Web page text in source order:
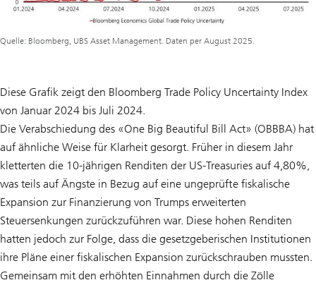
Quelle: Bloomberg, UBS Asset Management. Daten per August 2025.
Diese Grafik zeigt den Bloomberg Trade Policy Uncertainty Index
von Januar 2024 bis Juli 2024.
Die Verabschiedung des «One Big Beautiful Bill Act» (OBBBA) hat
auf ähnliche Weise für Klarheit gesorgt. Früher in diesem Jahr
kletterten die 10-jährigen Renditen der US-Treasuries auf 4,80%,
was teils auf Ängste in Bezug auf eine ungeprüfte fiskalische
Expansion zur Finanzierung von Trumps erweiterten
Steuersenkungen zurückzuführen war. Diese hohen Renditen
hatten jedoch zur Folge, dass die gesetzgeberischen Institutionen
ihre Pläne einer fiskalischen Expansion zurückschrauben mussten.
Gemeinsam mit den erhöhten Einnahmen durch die Zölle